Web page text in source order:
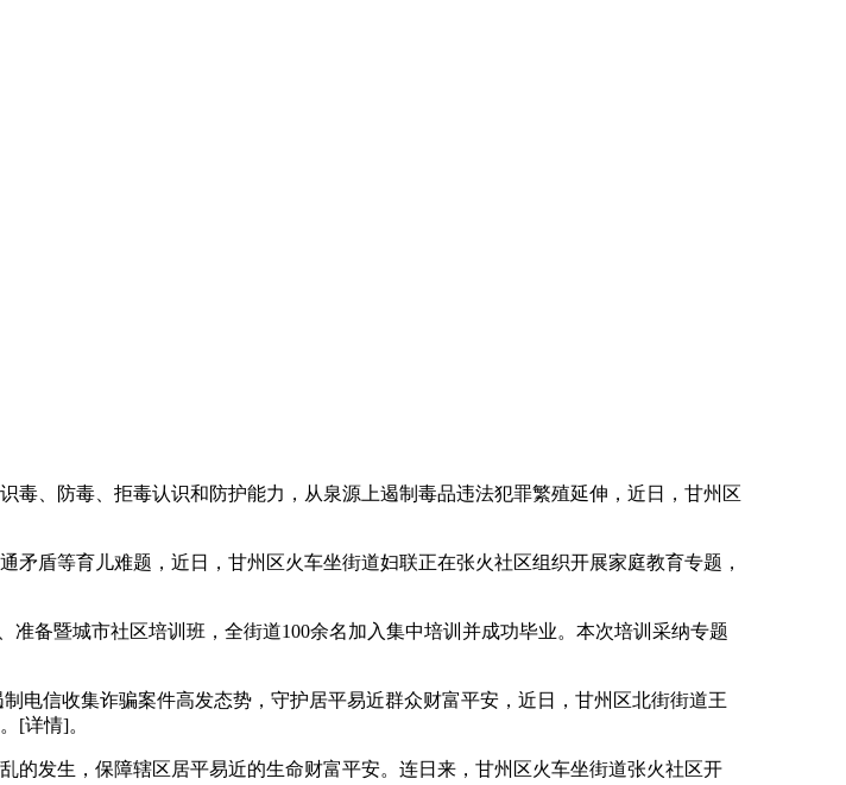
、防毒、拒毒认识和防护能力，从泉源上遏制毒品违法犯罪繁殖延伸，近日，甘州区
盾等育儿难题，近日，甘州区火车坐街道妇联正在张火社区组织开展家庭教育专题，
备暨城市社区培训班，全街道100余名加入集中培训并成功毕业。本次培训采纳专题
信收集诈骗案件高发态势，守护居平易近群众财富平安，近日，甘州区北街街道王
[详情]。
发生，保障辖区居平易近的生命财富平安。连日来，甘州区火车坐街道张火社区开